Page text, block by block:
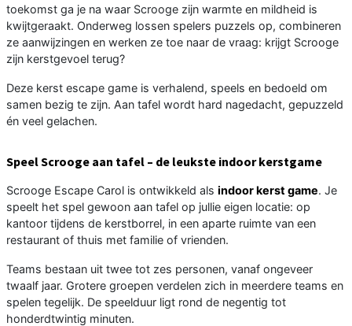
toekomst ga je na waar Scrooge zijn warmte en mildheid is
kwijtgeraakt. Onderweg lossen spelers puzzels op, combineren
ze aanwijzingen en werken ze toe naar de vraag: krijgt Scrooge
zijn kerstgevoel terug?
Deze kerst escape game is verhalend, speels en bedoeld om
samen bezig te zijn. Aan tafel wordt hard nagedacht, gepuzzeld
én veel gelachen.
Speel Scrooge aan tafel – de leukste indoor kerstgame
Scrooge Escape Carol is ontwikkeld als indoor kerst game. Je
speelt het spel gewoon aan tafel op jullie eigen locatie: op
kantoor tijdens de kerstborrel, in een aparte ruimte van een
restaurant of thuis met familie of vrienden.
Teams bestaan uit twee tot zes personen, vanaf ongeveer
twaalf jaar. Grotere groepen verdelen zich in meerdere teams en
spelen tegelijk. De speelduur ligt rond de negentig tot
honderdtwintig minuten.